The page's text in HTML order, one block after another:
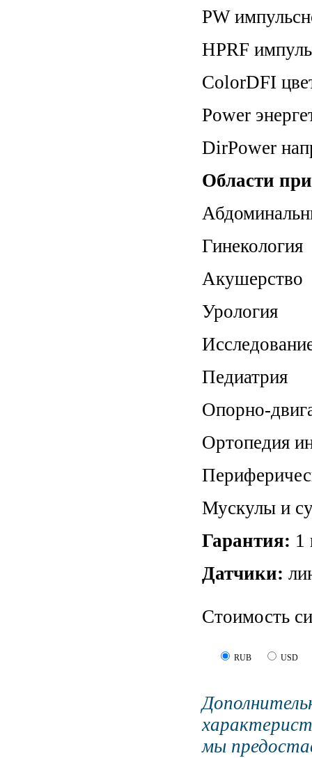
PW
HPRF
ColorDFI
Power
DirPower
Области
Гинекология
Акушерство
Урология
Педиатрия
Опорно-
Ортопедия
Мускулы и
Гарантия: 1
Датчики:
Стоимость
RUB USD
мы